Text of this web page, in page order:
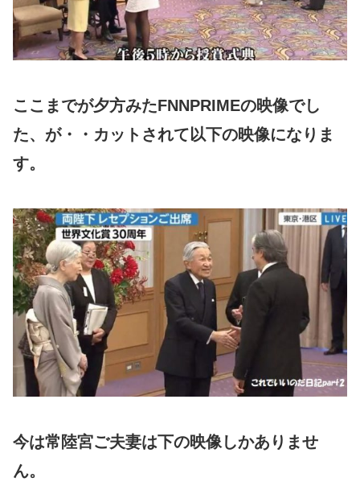
ここまでが夕方みたFNNPRIMEの映像でし
た、が・・カットされて以下の映像になりま
す。
今は常陸宮ご夫妻は下の映像しかありませ
ん。